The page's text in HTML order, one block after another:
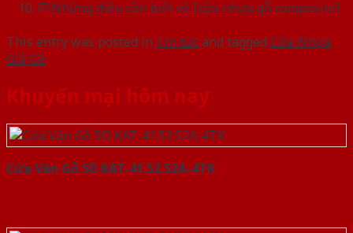
☑️ Những điều cần biết về [cửa nhựa gỗ composite]
This entry was posted in Tin tứcand tagged Cửa Nhựa
Giả Gỗ.
Khuyến mại hôm nay
Cửa Vân Gỗ 5D KAT-41.52.52A-4TK